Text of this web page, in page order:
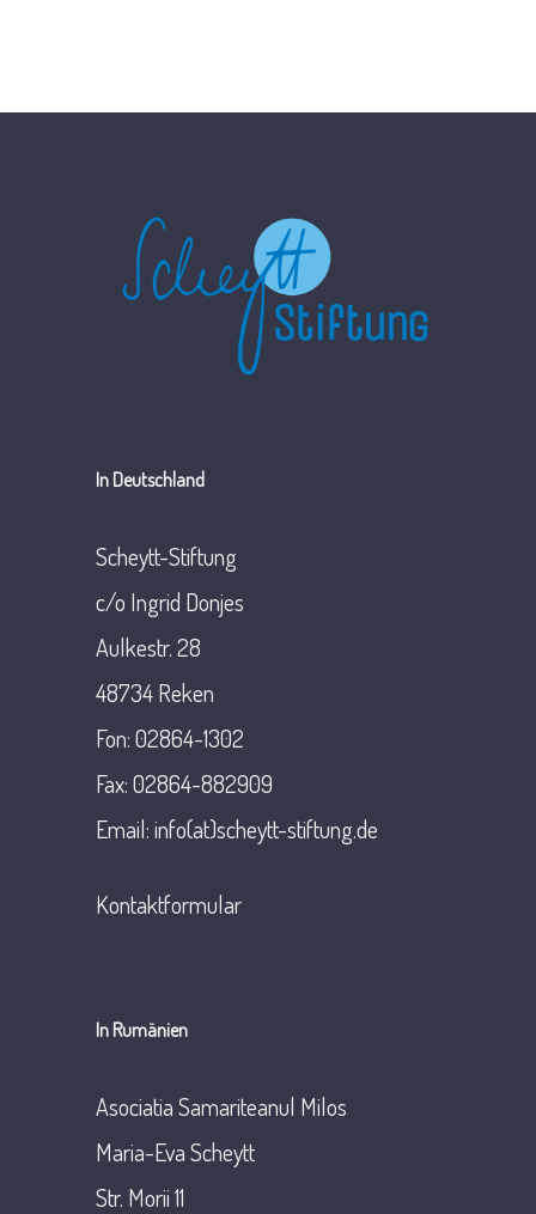
In Deutschland
Scheytt-Stiftung
c/o Ingrid Donjes
Aulkestr. 28
48734 Reken
Fon: 02864-1302
Fax: 02864-882909
Email: info(at)scheytt-stiftung.de
Kontaktformular
In Rumänien
Asociatia Samariteanul Milos
Maria-Eva Scheytt
Str. Morii 11